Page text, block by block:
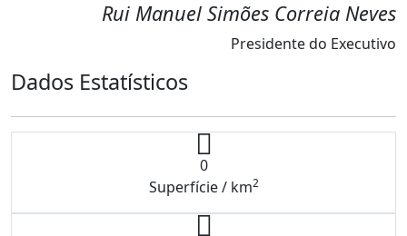
Rui Manuel Simões Correia Neves
Presidente do Executivo
Dados Estatísticos
0
Superfície / km2